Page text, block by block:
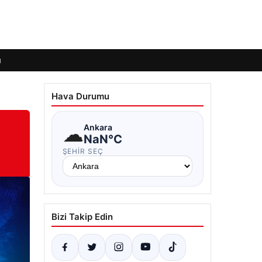
Hava Durumu
☁Ankara
NaN°C
ŞEHIR SEÇ
Bizi Takip Edin